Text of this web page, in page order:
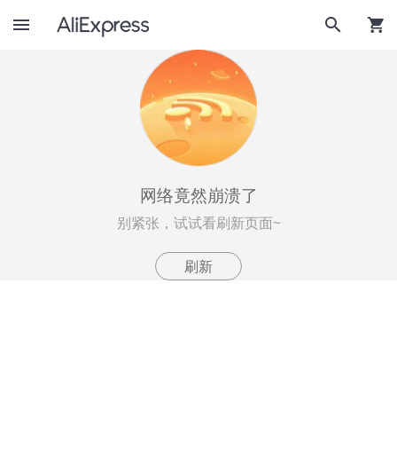
网络竟然崩溃了
别紧张，试试看刷新页面~
刷新